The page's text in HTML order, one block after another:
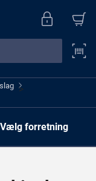
>
Vælg forretning